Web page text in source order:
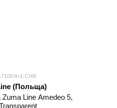
4+1-CHR
(Польща)
Line Amedeo 5,